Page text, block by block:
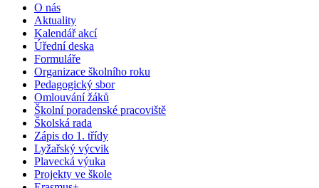
O nás
Aktuality
Kalendář akcí
Úřední deska
Formuláře
Organizace školního roku
Pedagogický sbor
Omlouvání žáků
Školní poradenské pracoviště
Školská rada
Zápis do 1. třídy
Lyžařský výcvik
Plavecká výuka
Projekty ve škole